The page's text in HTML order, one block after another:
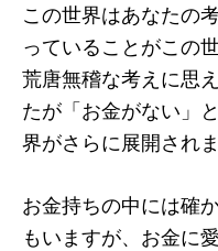
この世界はあなたの
っていることがこの
荒唐無稽な考えに思
たが「お金がない」
界がさらに展開されま
お金持ちの中には確
もいますが、お金に